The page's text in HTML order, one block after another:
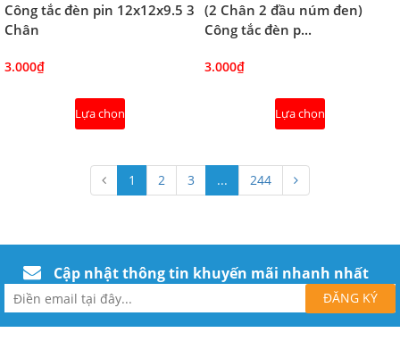
Công tắc đèn pin 12x12x9.5 3
Chân
3.000₫
Lựa chọn
(2 Chân 2 đầu núm đen)
Công tắc đèn p...
3.000₫
Lựa chọn
1 2 3 ... 244
Cập nhật thông tin khuyến mãi nhanh nhất